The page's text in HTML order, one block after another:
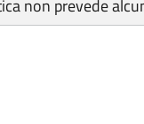
non prevede